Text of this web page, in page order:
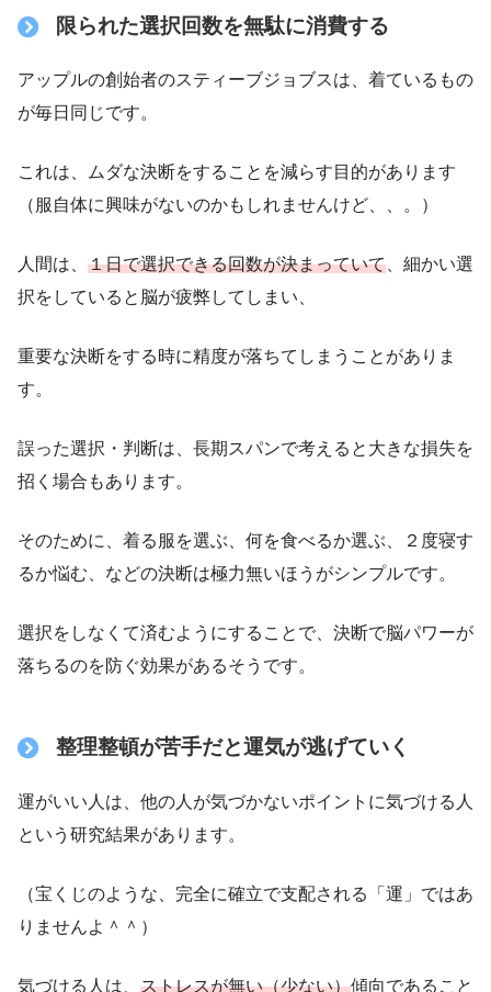
限られた選択回数を無駄に消費する
アップルの創始者のスティーブジョブスは、着ているもの
が毎日同じです。
これは、ムダな決断をすることを減らす目的があります
（服自体に興味がないのかもしれませんけど、、。）
人間は、 １日で選択できる回数が決まっていて 、細かい選
択をしていると脳が疲弊してしまい、
重要な決断をする時に精度が落ちてしまうことがありま
す。
誤った選択・判断は、長期スパンで考えると大きな損失を
招く場合もあります。
そのために、着る服を選ぶ、何を食べるか選ぶ、２度寝す
るか悩む、などの決断は極力無いほうがシンプルです。
選択をしなくて済むようにすることで、決断で脳パワーが
落ちるのを防ぐ効果があるそうです。
整理整頓が苦手だと運気が逃げていく
運がいい人は、他の人が気づかないポイントに気づける人
という研究結果があります。
（宝くじのような、完全に確立で支配される「運」ではあ
りませんよ＾＾）
気づける人は、 ストレスが無い（少ない）傾向であること